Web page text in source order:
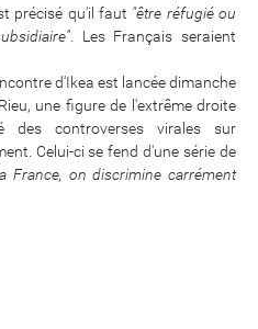
précisé qu'il faut "être réfugié ou
. Les Français seraient
d'Ikea est lancée dimanche
une figure de l'extrême droite
controverses virales sur
Celui-ci se fend d'une série de
France, on discrimine carrément